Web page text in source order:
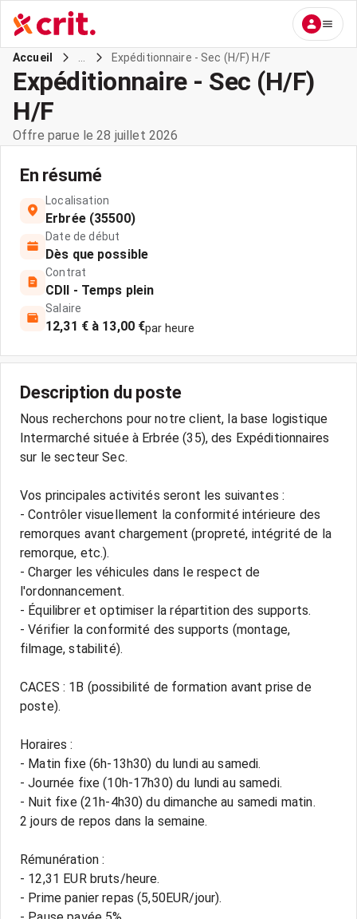
Accueil Expéditionnaire - Sec (H/F) H/F
Expéditionnaire - Sec (H/F)
H/F
Offre parue le 28 juillet 2026
En résumé
Localisation
Erbrée (35500)
Date de début
Dès que possible
Contrat
CDII - Temps plein
Salaire
12,31 € à 13,00 €par heure
Description du poste
Nous recherchons pour notre client, la base logistique
Intermarché située à Erbrée (35), des Expéditionnaires
sur le secteur Sec.
Vos principales activités seront les suivantes :
- Contrôler visuellement la conformité intérieure des
remorques avant chargement (propreté, intégrité de la
remorque, etc.).
- Charger les véhicules dans le respect de
l'ordonnancement.
- Équilibrer et optimiser la répartition des supports.
- Vérifier la conformité des supports (montage,
filmage, stabilité).
CACES : 1B (possibilité de formation avant prise de
poste).
Horaires :
- Matin fixe (6h-13h30) du lundi au samedi.
- Journée fixe (10h-17h30) du lundi au samedi.
- Nuit fixe (21h-4h30) du dimanche au samedi matin.
2 jours de repos dans la semaine.
Rémunération :
- 12,31 EUR bruts/heure.
- Prime panier repas (5,50EUR/jour).